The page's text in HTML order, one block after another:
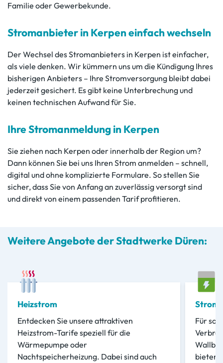
Familie oder Gewerbekunde.
Stromanbieter in Kerpen einfach wechseln
Der Wechsel des Stromanbieters in Kerpen ist einfacher,
als viele denken. Wir kümmern uns um die Kündigung Ihres
bisherigen Anbieters – Ihre Stromversorgung bleibt dabei
jederzeit gesichert. Es gibt keine Unterbrechung und
keinen technischen Aufwand für Sie.
Ihre Stromanmeldung in Kerpen
Sie ziehen nach Kerpen oder innerhalb der Region um?
Dann können Sie bei uns Ihren Strom anmelden – schnell,
digital und ohne komplizierte Formulare. So stellen Sie
sicher, dass Sie von Anfang an zuverlässig versorgt sind
und direkt von einem passenden Tarif profitieren.
Weitere Angebote der Stadtwerke Düren:
Heizstrom
Entdecken Sie unsere attraktiven
Heizstrom-Tarife speziell für die
Wärmepumpe oder
Nachtspeicherheizung. Dabei sind auch
Für
bieten